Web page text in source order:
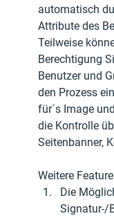
automatisch
Attribute des
Teilweise
Berechtigung
Benutzer und
den Prozess
für´s Image
die Kontrolle
Seitenbanner,
Weitere
Die
Signatur-/